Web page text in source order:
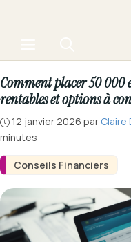
au
Conseils Financiers
Comment placer 50 000
rentables et options à
12 janvier 2026 par Claire
minutes